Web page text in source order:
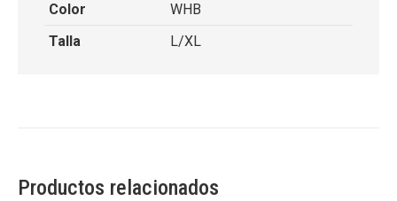
Color
WHB
Talla
L/XL
Productos relacionados